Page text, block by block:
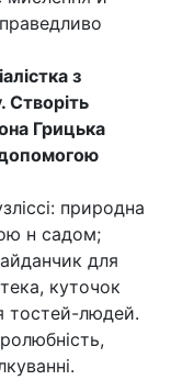
з
Створіть
Грицька
природна
н садом;
для
куточок
тостей-людей.